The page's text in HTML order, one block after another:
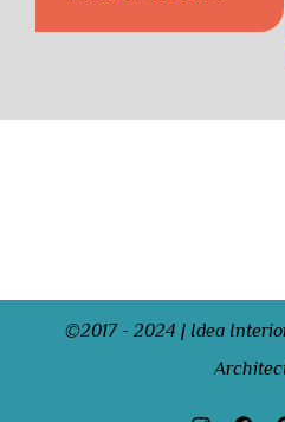
©2017 - 2024 | Idea